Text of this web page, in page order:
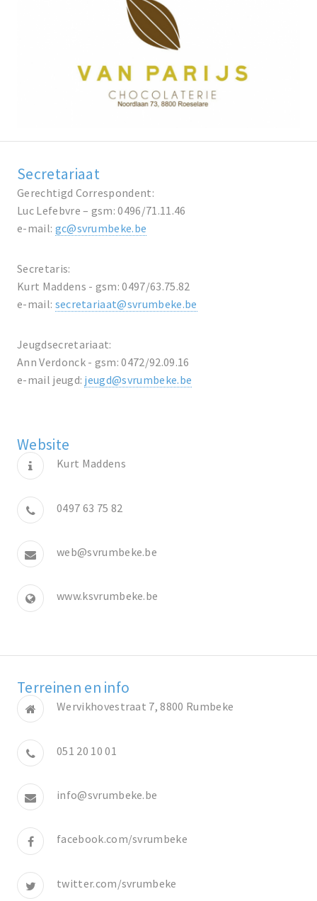
Secretariaat
Gerechtigd Correspondent:
Luc Lefebvre – gsm: 0496/71.11.46
e-mail: gc@svrumbeke.be
Secretaris:
Kurt Maddens - gsm: 0497/63.75.82
e-mail: secretariaat@svrumbeke.be
Jeugdsecretariaat:
Ann Verdonck - gsm: 0472/92.09.16
e-mail jeugd: jeugd@svrumbeke.be
Website
Kurt Maddens
0497 63 75 82
web@svrumbeke.be
www.ksvrumbeke.be
Terreinen en info
Wervikhovestraat 7, 8800 Rumbeke
051 20 10 01
info@svrumbeke.be
facebook.com/svrumbeke
twitter.com/svrumbeke